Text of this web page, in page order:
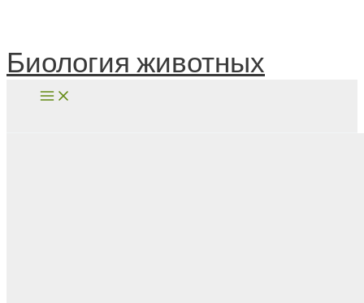
Биология животных